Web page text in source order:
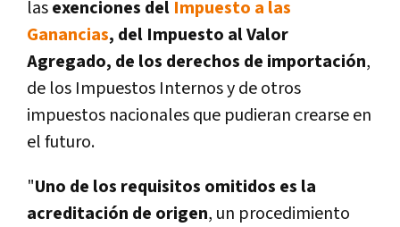
lasexenciones del Impuesto a las
Ganancias, del Impuesto al Valor
Agregado, de los derechos de importación,
de los Impuestos Internos y de otros
impuestos nacionales que pudieran crearse en
el futuro.
"Uno de los requisitos omitidos es la
acreditación de origen, un procedimiento